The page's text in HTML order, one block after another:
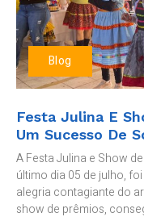
Blog
Festa Julina E
Um Sucesso De
A Festa Julina e Show
último dia 05 de julho,
alegria contagiante do
show de prêmios,